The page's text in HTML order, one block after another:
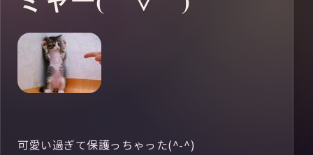
可愛い過ぎて保護っちゃった(^-^)